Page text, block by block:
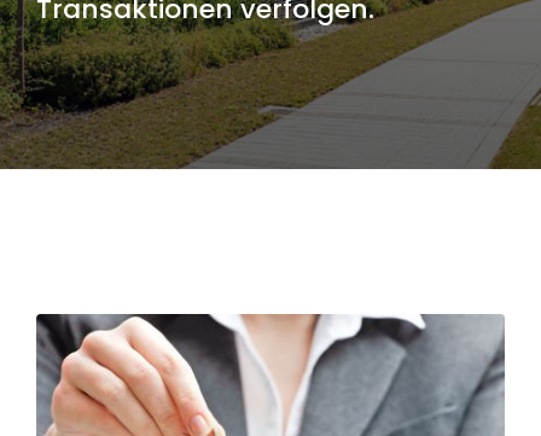
Transaktionen verfolgen.